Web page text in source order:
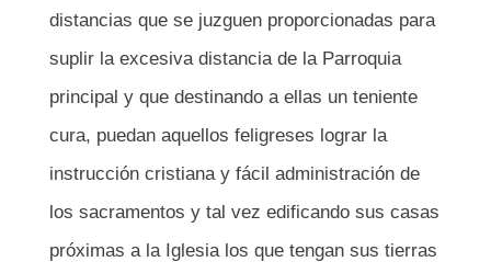
distancias que se juzguen proporcionadas para
suplir la excesiva distancia de la Parroquia
principal y que destinando a ellas un teniente
cura, puedan aquellos feligreses lograr la
instrucción cristiana y fácil administración de
los sacramentos y tal vez edificando sus casas
próximas a la Iglesia los que tengan sus tierras